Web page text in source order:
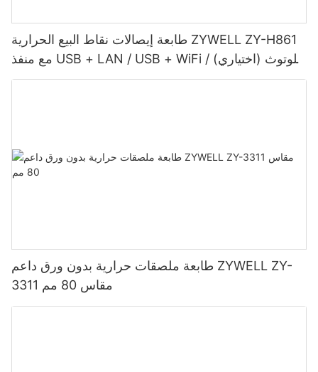
طابعة إيصالات نقاط البيع الحرارية ZYWELL ZY-H861
مع منفذ USB + LAN / USB + WiFi / بلوتوث (اختياري)
- أسود
طابعة ملصقات حرارية بدون ورق داعم ZYWELL ZY-
3311 مقاس 80 مم